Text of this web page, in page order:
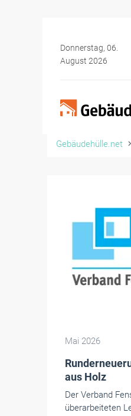
Donnerstag, 06.
August 2026
Gebäudehülle.net
Mai 2026
aus Holz
Der Verband
überarbeiteten